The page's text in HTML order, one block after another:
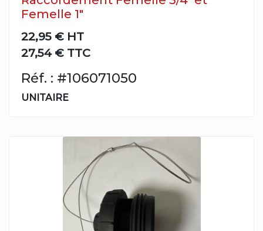
Femelle 1"
22,95 € HT
27,54 € TTC
Réf. : #106071050
UNITAIRE